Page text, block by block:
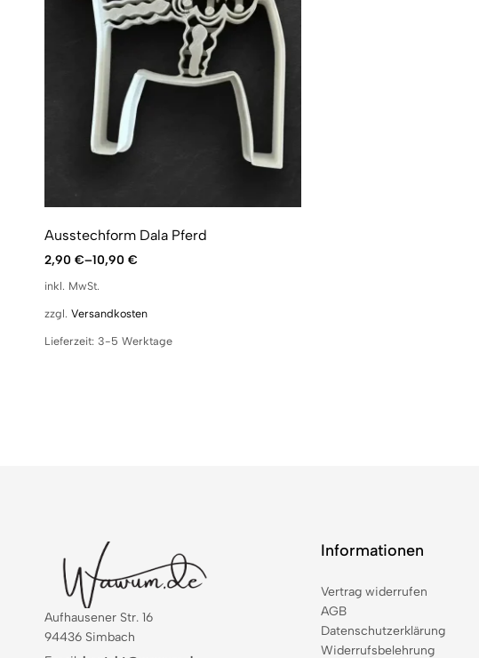
Ausstechform Dala Pferd
2,90 €–10,90 €
inkl. MwSt.
zzgl. Versandkosten
Lieferzeit: 3-5 Werktage
Aufhausener Str. 16
94436 Simbach
Informationen
Vertrag widerrufen
AGB
Datenschutzerklärung
Widerrufsbelehrung